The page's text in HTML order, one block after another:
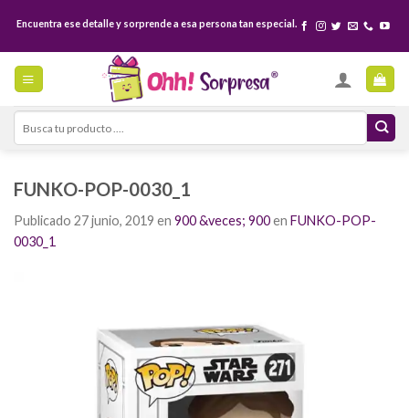
content
Encuentra ese detalle y sorprende a esa persona tan especial.
Search
for:
FUNKO-POP-0030_1
Publicado 27 junio, 2019 en 900 &veces; 900en FUNKO-POP-
0030_1